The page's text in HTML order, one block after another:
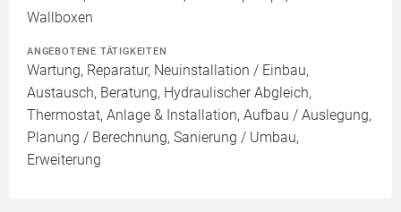
Wallboxen
ANGEBOTENE TÄTIGKEITEN
Wartung, Reparatur, Neuinstallation / Einbau,
Austausch, Beratung, Hydraulischer Abgleich,
Thermostat, Anlage & Installation, Aufbau / Auslegung,
Planung / Berechnung, Sanierung / Umbau,
Erweiterung